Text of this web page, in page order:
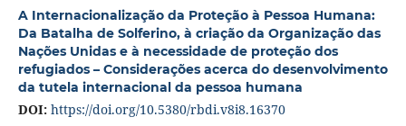
A Internacionalização da Proteção à Pessoa Humana:
Da Batalha de Solferino, à criação da Organização das
Nações Unidas e à necessidade de proteção dos
refugiados – Considerações acerca do desenvolvimento
da tutela internacional da pessoa humana
DOI: https://doi.org/10.5380/rbdi.v8i8.16370